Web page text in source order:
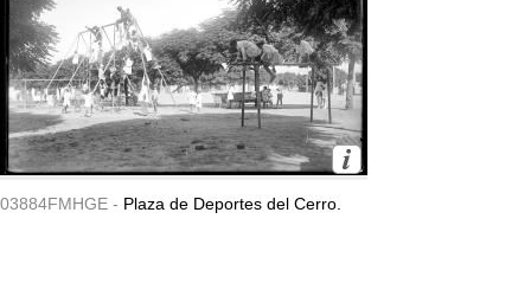
03884FMHGE - Plaza de Deportes del Cerro.